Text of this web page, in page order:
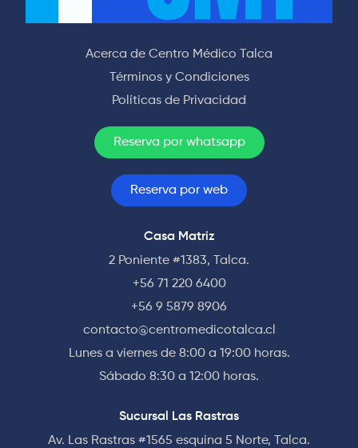
Acerca de Centro Médico Talca
Términos y Condiciones
Políticas de Privacidad
Reserva por whatsapp
Reserva por web
Casa Matriz
2 Poniente #1383, Talca.
+56 71 220 6400
+56 9 5879 8906
contacto@centromedicotalca.cl
Lunes a viernes de 8:00 a 19:00 horas.
Sábado 8:30 a 12:00 horas.
Sucursal Las Rastras
Av. Las Rastras #1565 esquina 5 Norte, Talca.